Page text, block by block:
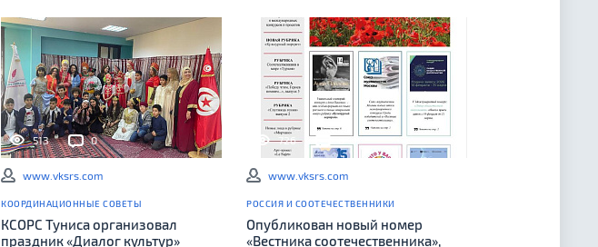
513 0
www.vksrs.com
КООРДИНАЦИОННЫЕ СОВЕТЫ
КСОРС Туниса организовал
праздник «Диалог культур»
726 0
www.vksrs.com
РОССИЯ И СООТЕЧЕСТВЕННИКИ
Опубликован новый номер
«Вестника соотечественника»,